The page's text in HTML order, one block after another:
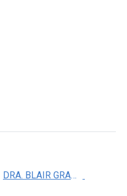
DRA. BLAIR GRANT DARNEY X